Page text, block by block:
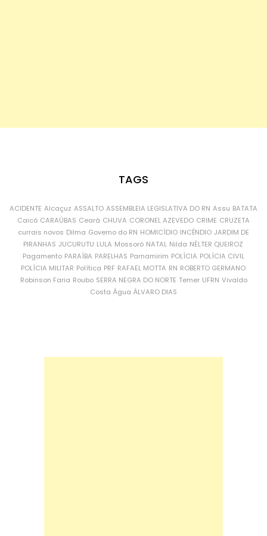
TAGS
ACIDENTE Alcaçuz ASSALTO ASSEMBLEIA LEGISLATIVA DO RN Assu BATATA
Caicó CARAÚBAS Ceará CHUVA CORONEL AZEVEDO CRIME CRUZETA
currais novos Dilma Governo do RN HOMICÍDIO INCÊNDIO JARDIM DE
PIRANHAS JUCURUTU LULA Mossoró NATAL Nilda NÉLTER QUEIROZ
Pagamento PARAÍBA PARELHAS Parnamirim POLÍCIA POLÍCIA CIVIL
POLÍCIA MILITAR Política PRF RAFAEL MOTTA RN ROBERTO GERMANO
Robinson Faria Roubo SERRA NEGRA DO NORTE Temer UFRN Vivaldo
Costa Água ÁLVARO DIAS